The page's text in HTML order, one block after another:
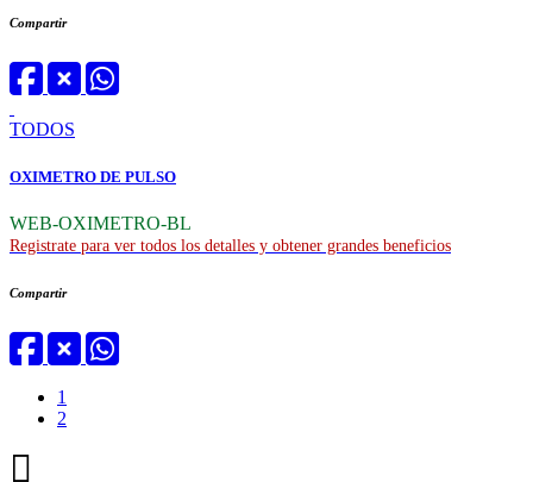
Compartir
TODOS
OXIMETRO DE PULSO
WEB-OXIMETRO-BL
Registrate para ver todos los detalles y obtener grandes beneficios
Compartir
1
2